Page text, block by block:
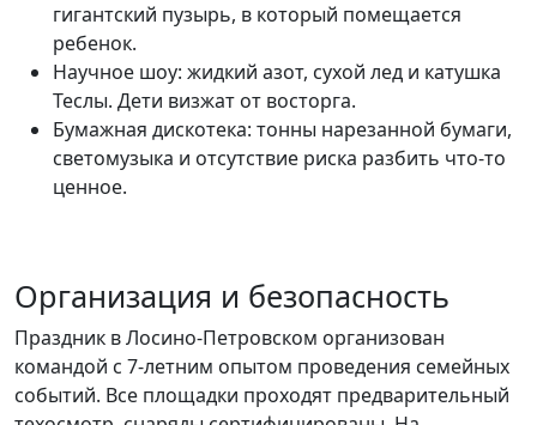
гигантский пузырь, в который помещается
ребенок.
Научное шоу: жидкий азот, сухой лед и катушка
Теслы. Дети визжат от восторга.
Бумажная дискотека: тонны нарезанной бумаги,
светомузыка и отсутствие риска разбить что-то
ценное.
Организация и безопасность
Праздник в Лосино-Петровском организован
командой с 7-летним опытом проведения семейных
событий. Все площадки проходят предварительный